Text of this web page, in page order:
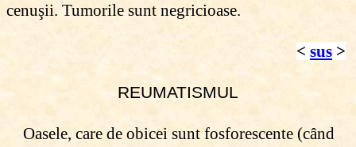
cenuşii. Tumorile sunt negricioase.
< sus >
REUMATISMUL
Oasele, care de obicei sunt fosforescente (când